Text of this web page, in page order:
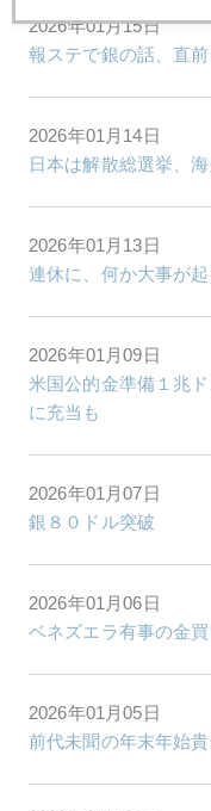
2026年01月15日
報ステで銀の話、直
2026年01月14日
日本は解散総選挙、
2026年01月13日
連休に、何か大事が
2026年01月09日
米国公的金準備１兆
に充当も
2026年01月07日
銀８０ドル突破
2026年01月06日
ベネズエラ有事の金
2026年01月05日
前代未聞の年末年始